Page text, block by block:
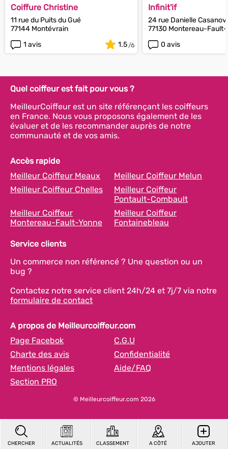
CHERCHER ACTUALITÉS CLASSEMENT A CÔTÉ AJOUTER
Coiffure Christine
11 rue du Puits du Gué
77144 Montévrain
1 avis
1.5
Infinit'if
24 rue Danielle
77130 Montereau-
0 avis
Quel coiffeur est fait pour vous ?
MeilleurCoiffeur est un site référençant les coiffeurs
en France. Nous vous proposons également de les
évaluer et de les recommander auprès de notre
communauté et de vos amis.
Accès rapide
Meilleur Coiffeur Meaux
Meilleur Coiffeur Melun
Meilleur Coiffeur Chelles
Meilleur Coiffeur
Pontault-Combault
Meilleur Coiffeur
Montereau-Fault-Yonne
Meilleur Coiffeur
Fontainebleau
Service clients
Un commerce non référencé ? Une question ou un
bug ?
Contactez notre service client 24h/24 et 7j/7 via notre
formulaire de contact
A propos de Meilleurcoiffeur.com
Page Facebok
C.G.U
Charte des avis
Confidentialité
Mentions légales
Aide/FAQ
Section PRO
© Meilleurcoiffeur.com 2026